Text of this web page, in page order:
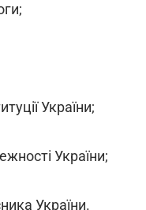
України;
України;
України.